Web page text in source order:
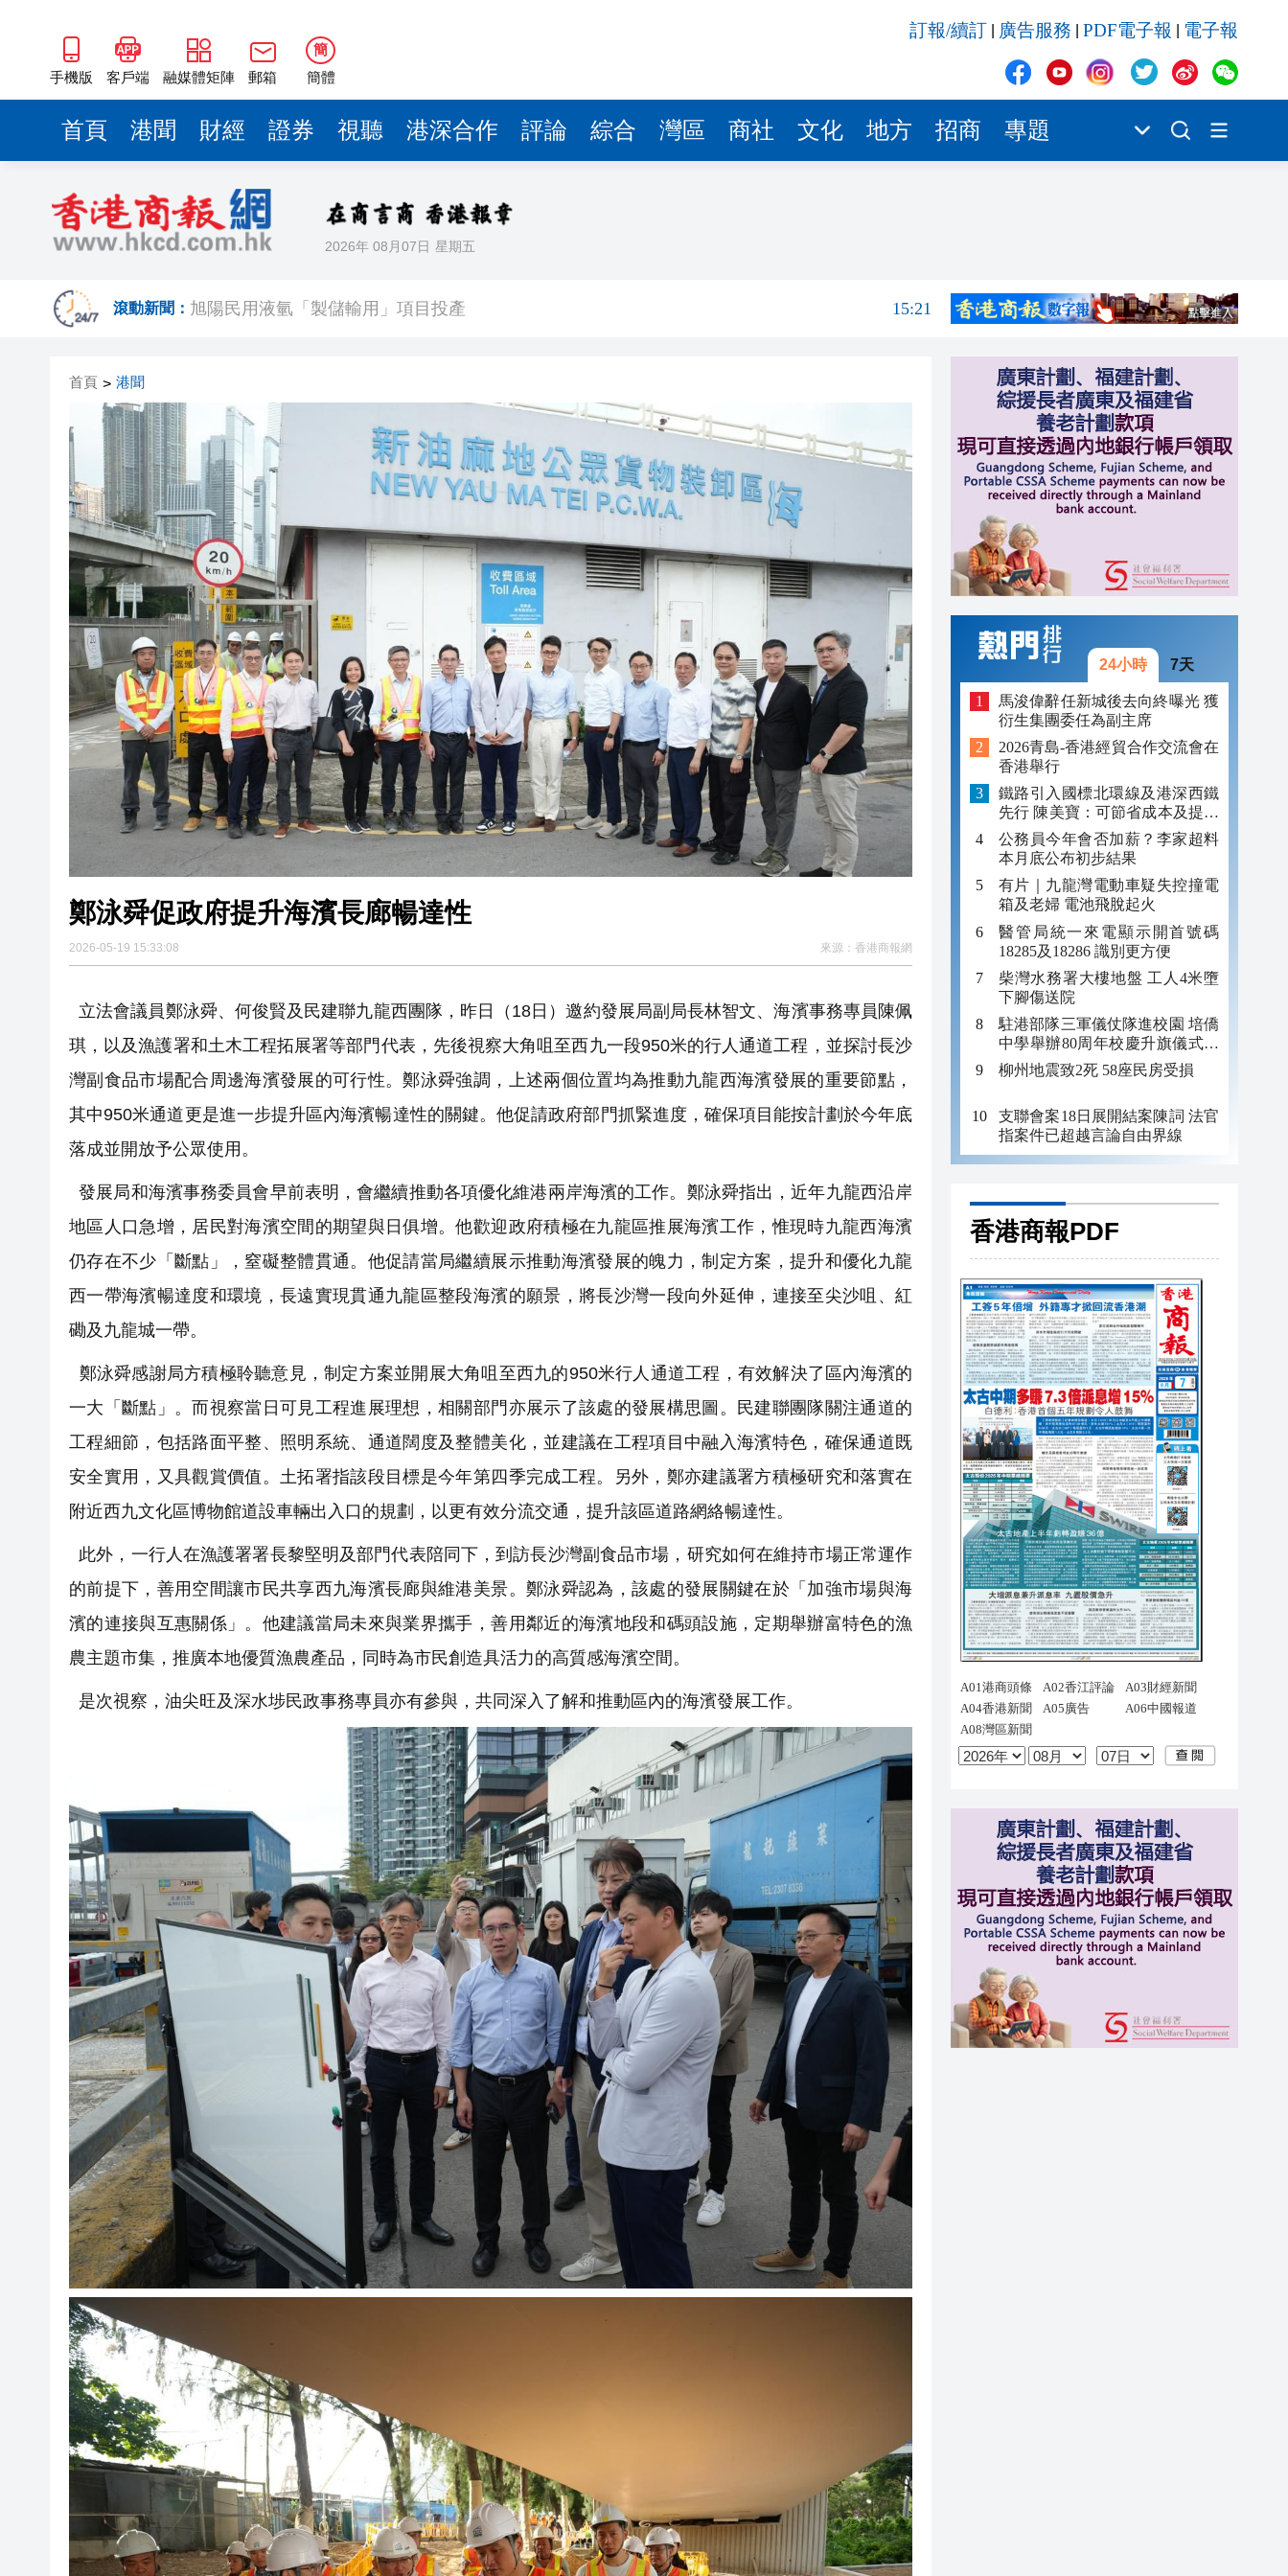
手機版 客戶端 融媒體矩陣 郵箱
簡
簡體
訂報/續訂 廣告服務 PDF電子報 電子報
首頁 港聞 財經 證券 視聽 港深合作 評論 綜合 灣區 商社 文化 地方 招商 專題
2026年 08月07日 星期五
滾動新聞：
侵犯公民人身自由國家賠償金最新標準公布
有片丨香港中文大學教授莫樹錦：盼打通跨境渠道 便利大灣區患者赴港 河套可成臨床研究
新樞紐
有片丨九龍灣電動車撞電箱 電池飛脫起火 1途人重創送院
15:03
環聯報告﹕香港消費者數碼詐騙損失金額中位數達4.8萬
14:58
鄭泳舜促政府提升海濱長廊暢達性
產融結合再升級 廣旅集團攜手銀企共探文旅金融服務新路徑
TCL電子2026年一季度增長強勁 經調整歸母淨利潤同比倍增140.0%
15:10
新樞紐
有片丨九龍灣電動車撞電箱 電池飛脫起火 1途人重創送院
環聯報告﹕香港消費者數碼詐騙損失金額中位數達4.8萬
14:58
鄭泳舜促政府提升海濱長廊暢達性
產融結合再升級 廣旅集團攜手銀企共探文旅金融服務新路徑
旭陽民用液氫「製儲輸用」項目投產
15:21
TCL電子2026年一季度增長強勁 經調整歸母淨利潤同比倍增140.0%
15:10
侵犯公民人身自由國家賠償金最新標準公布
15:09
有片丨香港中文大學教授莫樹錦：盼打通跨境渠道 便利大灣區患者赴港 河套可成臨床研究
新樞紐
15:06
有片丨九龍灣電動車撞電箱 電池飛脫起火 1途人重創送院
15:03
環聯報告﹕香港消費者數碼詐騙損失金額中位數達4.8萬
14:58
首頁 > 港聞
鄭泳舜促政府提升海濱長廊暢達性
2026-05-19 15:33:08 來源： 香港商報網
立法會議員鄭泳舜、何俊賢及民建聯九龍西團隊，昨日（18日）邀約發展局副局長林智文、海濱事務專員陳佩
琪，以及漁護署和土木工程拓展署等部門代表，先後視察大角咀至西九一段950米的行人通道工程，並探討長沙
灣副食品市場配合周邊海濱發展的可行性。鄭泳舜強調，上述兩個位置均為推動九龍西海濱發展的重要節點，
其中950米通道更是進一步提升區內海濱暢達性的關鍵。他促請政府部門抓緊進度，確保項目能按計劃於今年底
落成並開放予公眾使用。
發展局和海濱事務委員會早前表明，會繼續推動各項優化維港兩岸海濱的工作。鄭泳舜指出，近年九龍西沿岸
地區人口急增，居民對海濱空間的期望與日俱增。他歡迎政府積極在九龍區推展海濱工作，惟現時九龍西海濱
仍存在不少「斷點」，窒礙整體貫通。他促請當局繼續展示推動海濱發展的魄力，制定方案，提升和優化九龍
西一帶海濱暢達度和環境，長遠實現貫通九龍區整段海濱的願景，將長沙灣一段向外延伸，連接至尖沙咀、紅
磡及九龍城一帶。
鄭泳舜感謝局方積極聆聽意見，制定方案並開展大角咀至西九的950米行人通道工程，有效解決了區內海濱的
一大「斷點」。而視察當日可見工程進展理想，相關部門亦展示了該處的發展構思圖。民建聯團隊關注通道的
工程細節，包括路面平整、照明系統、通道闊度及整體美化，並建議在工程項目中融入海濱特色，確保通道既
安全實用，又具觀賞價值。土拓署指該段目標是今年第四季完成工程。另外，鄭亦建議署方積極研究和落實在
附近西九文化區博物館道設車輛出入口的規劃，以更有效分流交通，提升該區道路網絡暢達性。
此外，一行人在漁護署署長黎堅明及部門代表陪同下，到訪長沙灣副食品市場，研究如何在維持市場正常運作
的前提下，善用空間讓市民共享西九海濱長廊與維港美景。鄭泳舜認為，該處的發展關鍵在於「加強市場與海
濱的連接與互惠關係」。他建議當局未來與業界攜手，善用鄰近的海濱地段和碼頭設施，定期舉辦富特色的漁
農主題市集，推廣本地優質漁農產品，同時為市民創造具活力的高質感海濱空間。
是次視察，油尖旺及深水埗民政事務專員亦有參與，共同深入了解和推動區內的海濱發展工作。
24小時 7天
馬浚偉辭任新城後去向終曝光 獲
衍生集團委任為副主席
2026青島-香港經貿合作交流會在
香港舉行
鐵路引入國標北環線及港深西鐵
先行 陳美寶：可節省成本及提升
效率
公務員今年會否加薪？李家超料
本月底公布初步結果
有片｜九龍灣電動車疑失控撞電
箱及老婦 電池飛脫起火
醫管局統一來電顯示開首號碼
18285及18286 識別更方便
柴灣水務署大樓地盤 工人4米墮
下腳傷送院
駐港部隊三軍儀仗隊進校園 培僑
中學舉辦80周年校慶升旗儀式暨
國防教育活動
柳州地震致2死 58座民房受損
支聯會案18日展開結案陳詞 法官
指案件已超越言論自由界線
香港商報PDF